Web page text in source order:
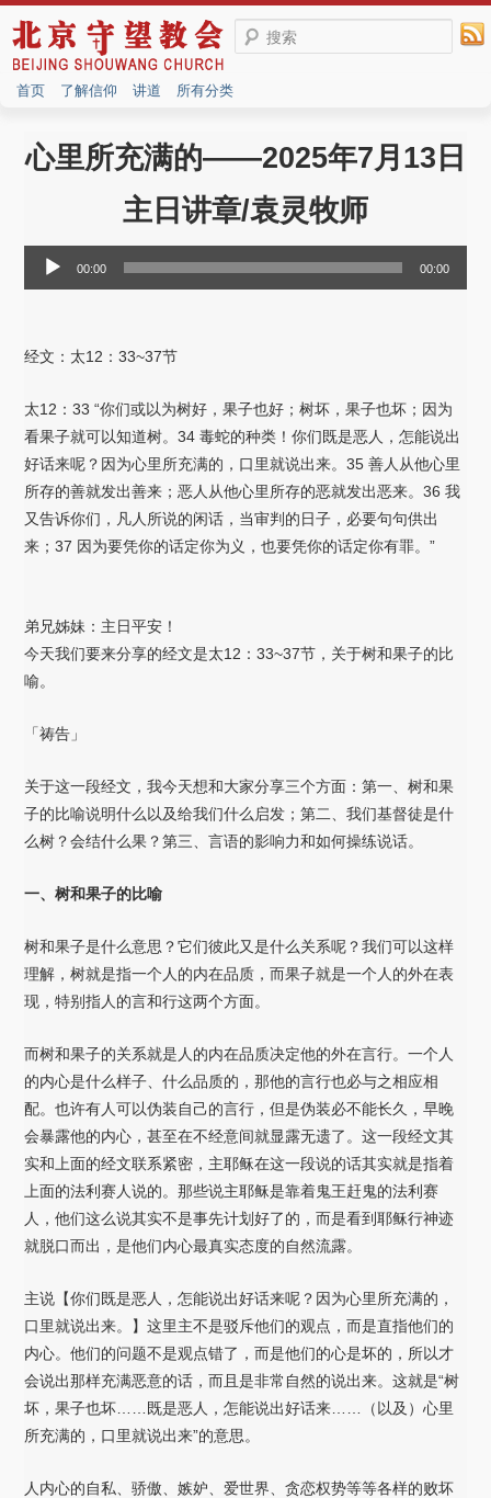
搜索
首页 了解信仰 讲道 所有分类
心里所充满的——2025年7月13日
主日讲章/袁灵牧师
器
00:00 00:00
经文：太12：33~37节
太12：33 “你们或以为树好，果子也好；树坏，果子也坏；因为
看果子就可以知道树。34 毒蛇的种类！你们既是恶人，怎能说出
好话来呢？因为心里所充满的，口里就说出来。35 善人从他心里
所存的善就发出善来；恶人从他心里所存的恶就发出恶来。36 我
又告诉你们，凡人所说的闲话，当审判的日子，必要句句供出
来；37 因为要凭你的话定你为义，也要凭你的话定你有罪。”
弟兄姊妹：主日平安！
今天我们要来分享的经文是太12：33~37节，关于树和果子的比
喻。
「祷告」
关于这一段经文，我今天想和大家分享三个方面：第一、树和果
子的比喻说明什么以及给我们什么启发；第二、我们基督徒是什
么树？会结什么果？第三、言语的影响力和如何操练说话。
一、树和果子的比喻
树和果子是什么意思？它们彼此又是什么关系呢？我们可以这样
理解，树就是指一个人的内在品质，而果子就是一个人的外在表
现，特别指人的言和行这两个方面。
而树和果子的关系就是人的内在品质决定他的外在言行。一个人
的内心是什么样子、什么品质的，那他的言行也必与之相应相
配。也许有人可以伪装自己的言行，但是伪装必不能长久，早晚
会暴露他的内心，甚至在不经意间就显露无遗了。这一段经文其
实和上面的经文联系紧密，主耶稣在这一段说的话其实就是指着
上面的法利赛人说的。那些说主耶稣是靠着鬼王赶鬼的法利赛
人，他们这么说其实不是事先计划好了的，而是看到耶稣行神迹
就脱口而出，是他们内心最真实态度的自然流露。
主说【你们既是恶人，怎能说出好话来呢？因为心里所充满的，
口里就说出来。】这里主不是驳斥他们的观点，而是直指他们的
内心。他们的问题不是观点错了，而是他们的心是坏的，所以才
会说出那样充满恶意的话，而且是非常自然的说出来。这就是“树
坏，果子也坏……既是恶人，怎能说出好话来……（以及）心里
所充满的，口里就说出来”的意思。
人内心的自私、骄傲、嫉妒、爱世界、贪恋权势等等各样的败坏